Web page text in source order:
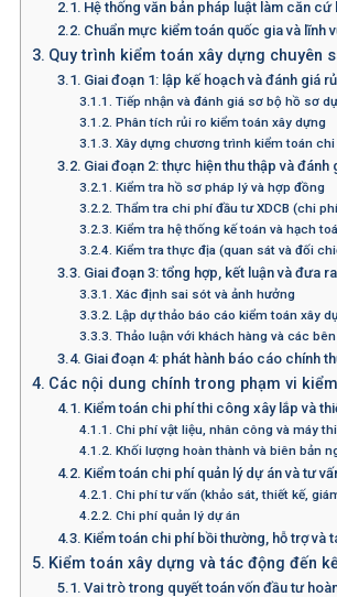
Hệ thống văn bản pháp luật làm căn cứ
Chuẩn mực kiểm toán quốc gia và lĩnh
Quy trình kiểm toán xây dựng chuyên
Giai đoạn 1: lập kế hoạch và đánh giá
Tiếp nhận và đánh giá sơ bộ hồ sơ
Phân tích rủi ro kiểm toán xây dựng
Xây dựng chương trình kiểm toán
Giai đoạn 2: thực hiện thu thập và đánh
Kiểm tra hồ sơ pháp lý và hợp đồng
Thẩm tra chi phí đầu tư XDCB (chi
Kiểm tra hệ thống kế toán và hạch
Kiểm tra thực địa (quan sát và đối
Giai đoạn 3: tổng hợp, kết luận và đưa
Xác định sai sót và ảnh hưởng
Lập dự thảo báo cáo kiểm toán xây
Thảo luận với khách hàng và các
Giai đoạn 4: phát hành báo cáo chính
Các nội dung chính trong phạm vi
Kiểm toán chi phí thi công xây lắp và
Chi phí vật liệu, nhân công và máy
Khối lượng hoàn thành và biên bản
Kiểm toán chi phí quản lý dự án và tư
Chi phí tư vấn (khảo sát, thiết kế,
Chi phí quản lý dự án
Kiểm toán chi phí bồi thường, hỗ trợ và
Kiểm toán xây dựng và tác động đến
Vai trò trong quyết toán vốn đầu tư